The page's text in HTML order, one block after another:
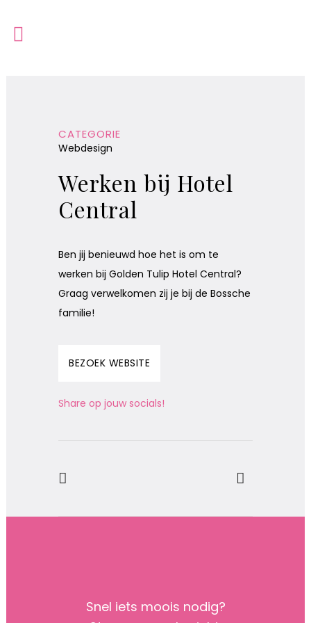
CATEGORIE
Webdesign
Werken bij Hotel
Central
Ben jij benieuwd hoe het is om te
werken bij Golden Tulip Hotel Central?
Graag verwelkomen zij je bij de Bossche
familie!
BEZOEK WEBSITE
Share op jouw socials!
Snel iets moois nodig?